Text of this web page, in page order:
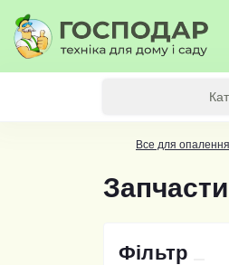
Все для опалення
Фільтр